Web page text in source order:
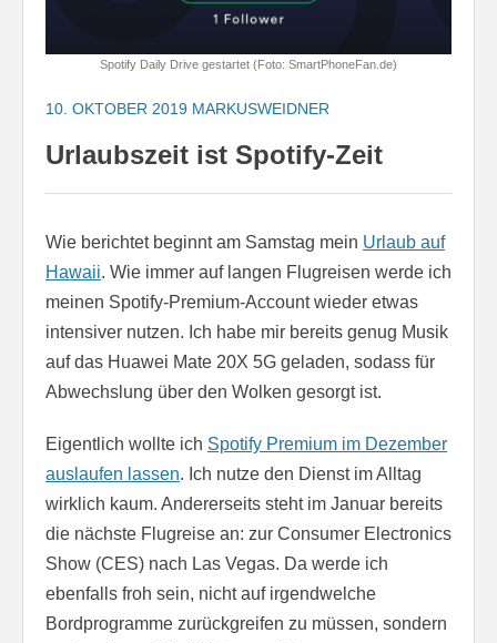
Spotify Daily Drive gestartet (Foto: SmartPhoneFan.de)
10. OKTOBER 2019 MARKUSWEIDNER
Urlaubszeit ist Spotify-Zeit
Wie berichtet beginnt am Samstag mein Urlaub auf
Hawaii. Wie immer auf langen Flugreisen werde ich
meinen Spotify-Premium-Account wieder etwas
intensiver nutzen. Ich habe mir bereits genug Musik
auf das Huawei Mate 20X 5G geladen, sodass für
Abwechslung über den Wolken gesorgt ist.
Eigentlich wollte ich Spotify Premium im Dezember
auslaufen lassen. Ich nutze den Dienst im Alltag
wirklich kaum. Andererseits steht im Januar bereits
die nächste Flugreise an: zur Consumer Electronics
Show (CES) nach Las Vegas. Da werde ich
ebenfalls froh sein, nicht auf irgendwelche
Bordprogramme zurückgreifen zu müssen, sondern